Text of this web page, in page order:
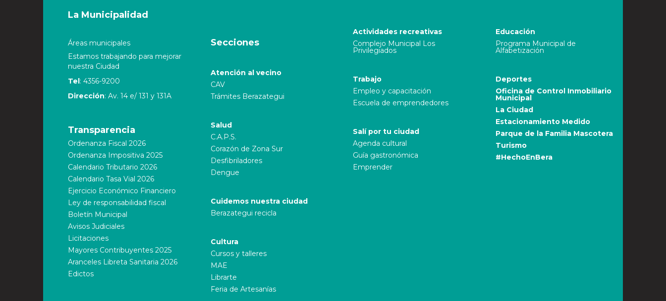
La Municipalidad
Áreas municipales
Estamos trabajando para mejorar
nuestra Ciudad
Tel: 4356-9200
Dirección: Av. 14 e/ 131 y 131A
Transparencia
Ordenanza Fiscal 2026
Ordenanza Impositiva 2025
Calendario Tributario 2026
Calendario Tasa Vial 2026
Ejercicio Económico Financiero
Ley de responsabilidad fiscal
Boletín Municipal
Avisos Judiciales
Licitaciones
Mayores Contribuyentes 2025
Aranceles Libreta Sanitaria 2026
Edictos
Secciones
Atención al vecino
CAV
Trámites Berazategui
Salud
C.A.P.S.
Corazón de Zona Sur
Desfibriladores
Dengue
Cuidemos nuestra ciudad
Berazategui recicla
Cultura
Cursos y talleres
MAE
Librarte
Feria de Artesanías
Actividades recreativas
Complejo Municipal Los
Privilegiados
Trabajo
Empleo y capacitación
Escuela de emprendedores
Salí por tu ciudad
Agenda cultural
Guía gastronómica
Emprender
Educación
Programa Municipal de
Alfabetización
Deportes
Oficina de Control Inmobiliario
Municipal
La Ciudad
Estacionamiento Medido
Parque de la Familia Mascotera
Turismo
#HechoEnBera